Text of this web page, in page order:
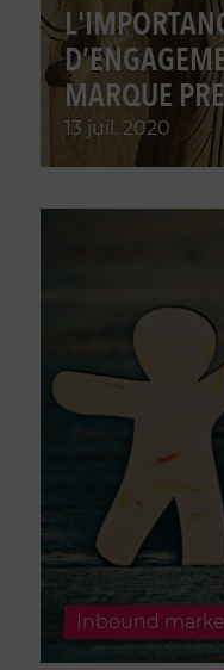
MARQUE
13 juil. 2020
Inbound